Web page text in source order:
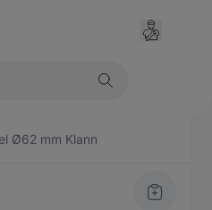
Ø62 mm Klann